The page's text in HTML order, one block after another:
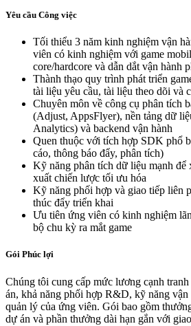
Yêu cầu Công việc
Tối thiểu 3 năm kinh nghiệm vận
viên có kinh nghiệm với game
core/hardcore và dẫn dắt vận hành
Thành thạo quy trình phát triển
tài liệu yêu cầu, tài liệu theo dõi và
Chuyên môn về công cụ phân tích
(Adjust, AppsFlyer), nền tảng dữ
Analytics) và backend vận hành
Quen thuộc với tích hợp SDK phổ
cáo, thông báo đẩy, phân tích)
Kỹ năng phân tích dữ liệu mạnh để
xuất chiến lược tối ưu hóa
Kỹ năng phối hợp và giao tiếp liên
thúc đẩy triển khai
Ưu tiên ứng viên có kinh nghiệm
bộ chu kỳ ra mắt game
Gói Phúc lợi
Chúng tôi cung cấp mức lương cạnh
án, khả năng phối hợp R&D, kỹ năng
quản lý của ứng viên. Gói bao gồm
dự án và phần thưởng dài hạn gắn với